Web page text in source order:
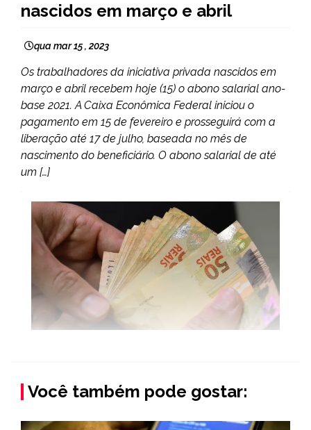
nascidos em março e abril
qua mar 15 , 2023
Os trabalhadores da iniciativa privada nascidos em
março e abril recebem hoje (15) o abono salarial ano-
base 2021. A Caixa Econômica Federal iniciou o
pagamento em 15 de fevereiro e prosseguirá com a
liberação até 17 de julho, baseada no mês de
nascimento do beneficiário. O abono salarial de até
um […]
Você também pode gostar: